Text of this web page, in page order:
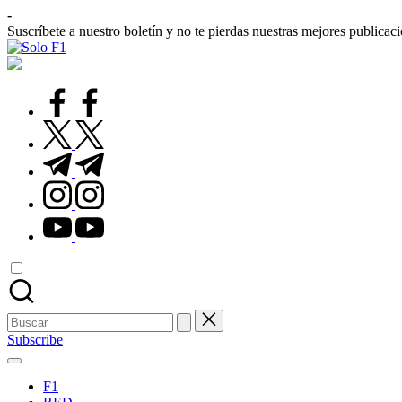
Saltar
al
contenido
-
Suscríbete a nuestro boletín y no te pierdas nuestras mejores
Para
facebook.com
twitter.com
t.me
instagram.com
youtube.com
Buscar:
Subscribe
F1